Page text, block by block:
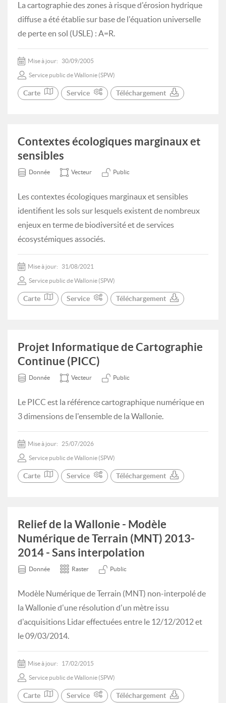
La cartographie des zones à risque d'érosion hydrique
diffuse a été établie sur base de l'équation universelle
de perte en sol (USLE) : A=R.
Mise à jour: 30/09/2005
Service public de Wallonie (SPW)
Carte Service Téléchargement
Contextes écologiques marginaux et
sensibles
Donnée Vecteur Public
Les contextes écologiques marginaux et sensibles
identifient les sols sur lesquels existent de nombreux
enjeux en terme de biodiversité et de services
écosystémiques associés.
Mise à jour: 31/08/2021
Service public de Wallonie (SPW)
Carte Service Téléchargement
Projet Informatique de Cartographie
Continue (PICC)
Donnée Vecteur Public
Le PICC est la référence cartographique numérique en
3 dimensions de l'ensemble de la Wallonie.
Mise à jour: 25/07/2026
Service public de Wallonie (SPW)
Carte Service Téléchargement
Relief de la Wallonie - Modèle
Numérique de Terrain (MNT) 2013-
2014 - Sans interpolation
Donnée Raster Public
Modèle Numérique de Terrain (MNT) non-interpolé de
la Wallonie d'une résolution d'un mètre issu
d'acquisitions Lidar effectuées entre le 12/12/2012 et
le 09/03/2014.
Mise à jour: 17/02/2015
Service public de Wallonie (SPW)
Carte Service Téléchargement